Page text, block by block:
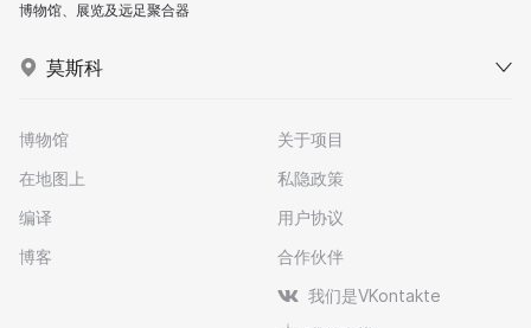
博物馆、展览及远足聚合器
莫斯科
博物馆
在地图上
编译
博客
关于项目
私隐政策
用户协议
合作伙伴
我们是VKontakte